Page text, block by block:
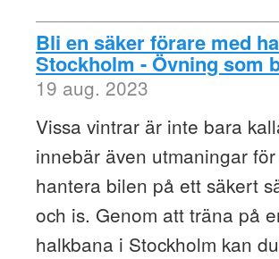
Bli en säker förare med
Stockholm - Övning som
19 aug. 2023
Vissa vintrar är inte bara
innebär även utmaningar
hantera bilen på ett säkert
och is. Genom att träna på
halkbana i Stockholm kan